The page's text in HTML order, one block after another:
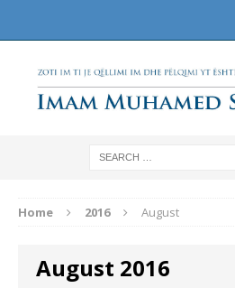
Home 2016 August
August 2016